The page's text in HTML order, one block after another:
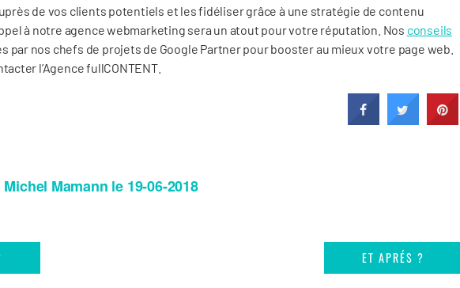
de vos clients potentiels et les fidéliser grâce à une stratégie de contenu
à notre agence webmarketing sera un atout pour votre réputation. Nos conseils
par nos chefs de projets de Google Partner pour booster au mieux votre page web.
l’Agence fullCONTENT.
Mamann le 19-06-2018
ET APRÉS ?